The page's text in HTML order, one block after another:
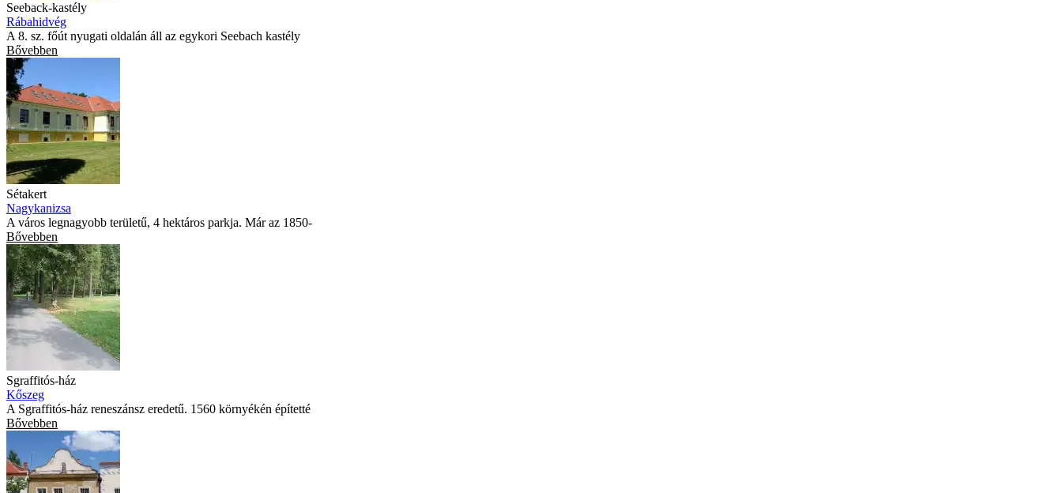
Seeback-kastély
Rábahidvég
A 8. sz. főút nyugati oldalán áll az egykori Seebach kastély
Bővebben
Sétakert
Nagykanizsa
A város legnagyobb területű, 4 hektáros parkja. Már az 1850-
Bővebben
Sgraffitós-ház
Kőszeg
A Sgraffitós-ház reneszánsz eredetű. 1560 környékén építetté
Bővebben